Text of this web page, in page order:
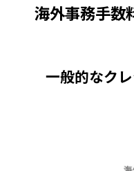
海外事務手数
一般的なク